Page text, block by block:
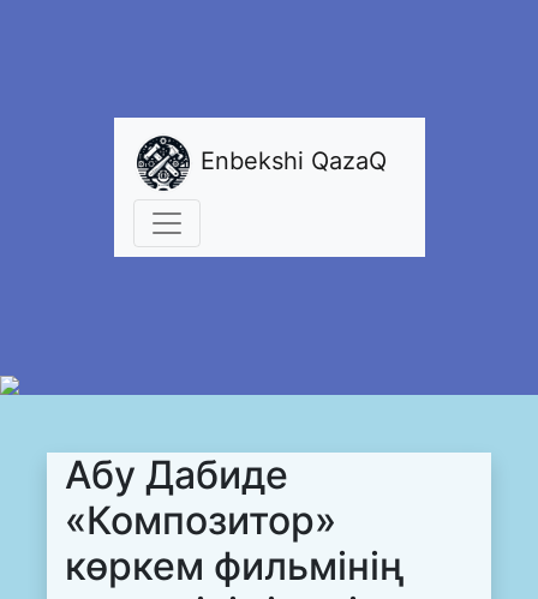
Enbekshi QazaQ
Абу Дабиде
«Композитор»
көркем фильмінің